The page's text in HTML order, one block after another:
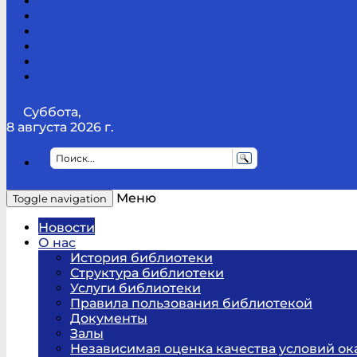
Суббота,
8 августа 2026 г.
Toggle navigation
Меню
Новости
О нас
История библиотеки
Структура библиотеки
Услуги библиотеки
Правила пользования библиотекой
Документы
Залы
Независимая оценка качества условий